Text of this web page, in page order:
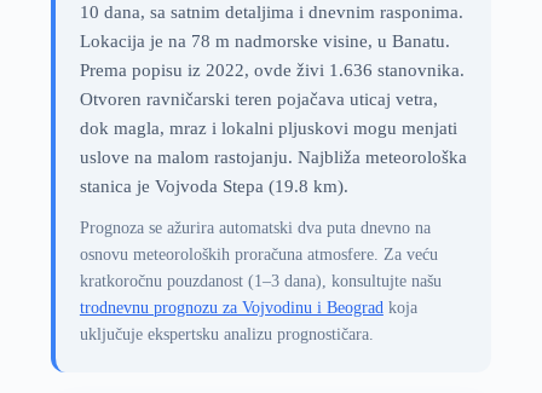
10 dana, sa satnim detaljima i dnevnim rasponima.
Lokacija je na 78 m nadmorske visine, u Banatu.
Prema popisu iz 2022, ovde živi 1.636 stanovnika.
Otvoren ravničarski teren pojačava uticaj vetra,
dok magla, mraz i lokalni pljuskovi mogu menjati
uslove na malom rastojanju. Najbliža meteorološka
stanica je Vojvoda Stepa (19.8 km).
Prognoza se ažurira automatski dva puta dnevno na
osnovu meteoroloških proračuna atmosfere. Za veću
kratkoročnu pouzdanost (1–3 dana), konsultujte našu
trodnevnu prognozu za Vojvodinu i Beogradkoja
uključuje ekspertsku analizu prognostičara.